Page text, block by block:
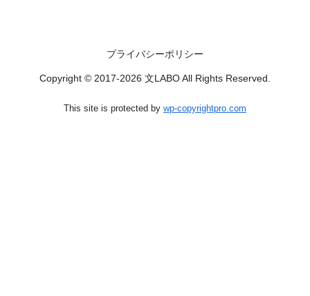
プライバシーポリシー
Copyright © 2017-2026 文LABO All Rights Reserved.
This site is protected by wp-copyrightpro.com